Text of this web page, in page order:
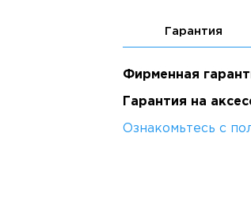
Гарантия
Фирменная
Гарантия на
Ознакомьтесь с